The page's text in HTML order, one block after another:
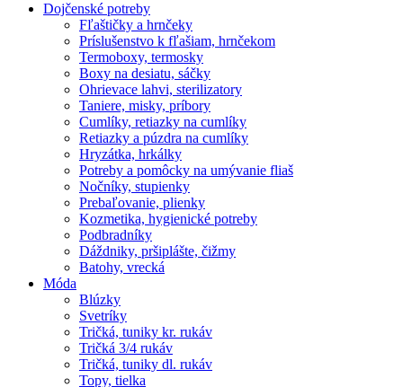
Dojčenské potreby
Fľaštičky a hrnčeky
Príslušenstvo k fľašiam, hrnčekom
Termoboxy, termosky
Boxy na desiatu, sáčky
Ohrievace lahvi, sterilizatory
Taniere, misky, príbory
Cumlíky, retiazky na cumlíky
Retiazky a púzdra na cumlíky
Hryzátka, hrkálky
Potreby a pomôcky na umývanie fliaš
Nočníky, stupienky
Prebaľovanie, plienky
Kozmetika, hygienické potreby
Podbradníky
Dáždniky, pršiplášte, čižmy
Batohy, vrecká
Móda
Blúzky
Svetríky
Tričká, tuniky kr. rukáv
Tričká 3/4 rukáv
Tričká, tuniky dl. rukáv
Topy, tielka